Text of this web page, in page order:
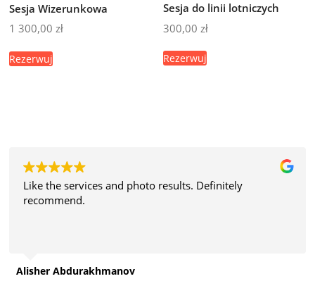
Sesja Wizerunkowa
1 300,00zł
Rezerwuj
Sesja do linii lotniczych
300,00 zł
Rezerwuj
Like the services and photo results. Definitely
recommend.
Alisher Abdurakhmanov